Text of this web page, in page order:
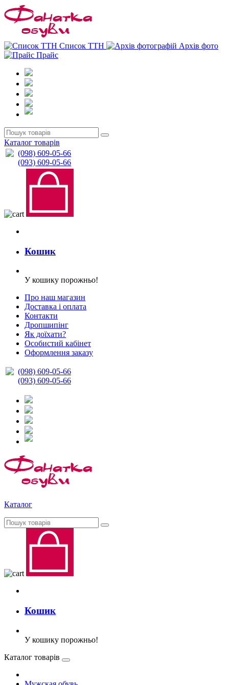
Список ТТН
Архів фото
Прайс
Каталог товарів
(098) 609-05-66
(093) 609-05-66
Кошик
У кошику порожньо!
Про наш магазин
Доставка і оплата
Контакти
Дропшипінг
Як доїхати?
Особистий кабінет
Оформлення заказу
(098) 609-05-66
(093) 609-05-66
Каталог
Кошик
У кошику порожньо!
Каталог товарів